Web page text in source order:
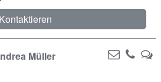
Kontaktieren
Müller